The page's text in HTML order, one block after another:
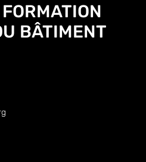
BÂTIMENT